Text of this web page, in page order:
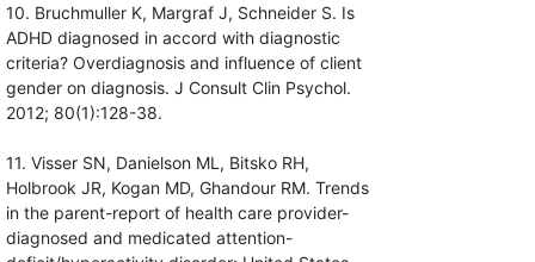
10. Bruchmuller K, Margraf J, Schneider S. Is
ADHD diagnosed in accord with diagnostic
criteria? Overdiagnosis and influence of client
gender on diagnosis. J Consult Clin Psychol.
2012; 80(1):128-38.
11. Visser SN, Danielson ML, Bitsko RH,
Holbrook JR, Kogan MD, Ghandour RM. Trends
in the parent-report of health care provider-
diagnosed and medicated attention-